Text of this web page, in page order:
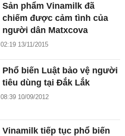
Sản phẩm Vinamilk đã
chiếm được cảm tình của
người dân Matxcova
02:19 13/11/2015
Phổ biến Luật bảo vệ người
tiêu dùng tại Đắk Lắk
08:39 10/09/2012
Vinamilk tiếp tục phổ biến